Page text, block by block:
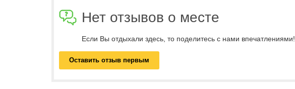
Нет отзывов о месте
Если Вы отдыхали здесь, то поделитесь с нами впечатлениями!
Оставить отзыв первым